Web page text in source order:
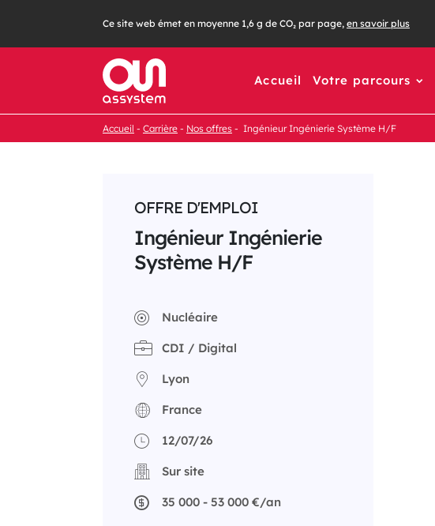
contenu
Ce site web émet en moyenne 1,6 g de CO₂ par page, en savoir plus
Accueil Votre parcours
Accueil Carrière Nos offres Ingénieur Ingénierie Système H/F
OFFRE D'EMPLOI
Ingénieur Ingénierie
Système H/F
Nucléaire
CDI / Digital
Lyon
France
12/07/26
Sur site
35 000 - 53 000 €/an